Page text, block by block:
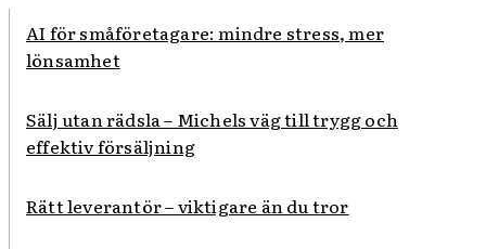
AI för småföretagare: mindre stress, mer
lönsamhet
Sälj utan rädsla – Michels väg till trygg och
effektiv försäljning
Rätt leverantör – viktigare än du tror